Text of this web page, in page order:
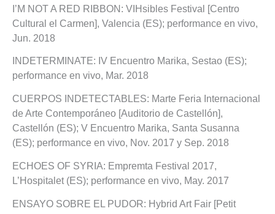
I’M NOT A RED RIBBON: VIHsibles Festival [Centro
Cultural el Carmen], Valencia (ES); performance en vivo,
Jun. 2018
INDETERMINATE: IV Encuentro Marika, Sestao (ES);
performance en vivo, Mar. 2018
CUERPOS INDETECTABLES: Marte Feria Internacional
de Arte Contemporáneo [Auditorio de Castellón],
Castellón (ES); V Encuentro Marika, Santa Susanna
(ES); performance en vivo, Nov. 2017 y Sep. 2018
ECHOES OF SYRIA: Empremta Festival 2017,
L’Hospitalet (ES); performance en vivo, May. 2017
ENSAYO SOBRE EL PUDOR: Hybrid Art Fair [Petit